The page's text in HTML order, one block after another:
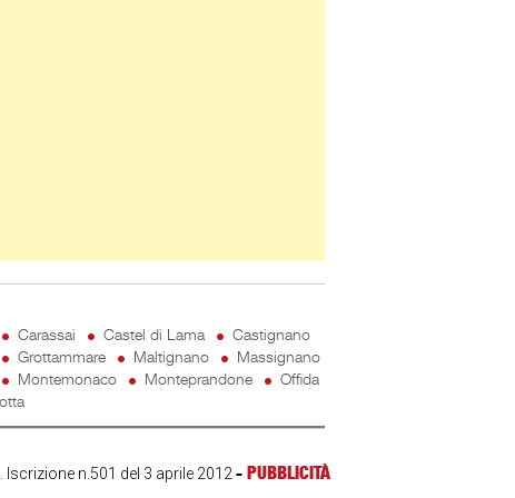
Carassai Castel di Lama
Castignano
Grottammare Maltignano
Massignano
Montemonaco Monteprandone
Offida
n.501 del 3 aprile 2012- PUBBLICITÀ